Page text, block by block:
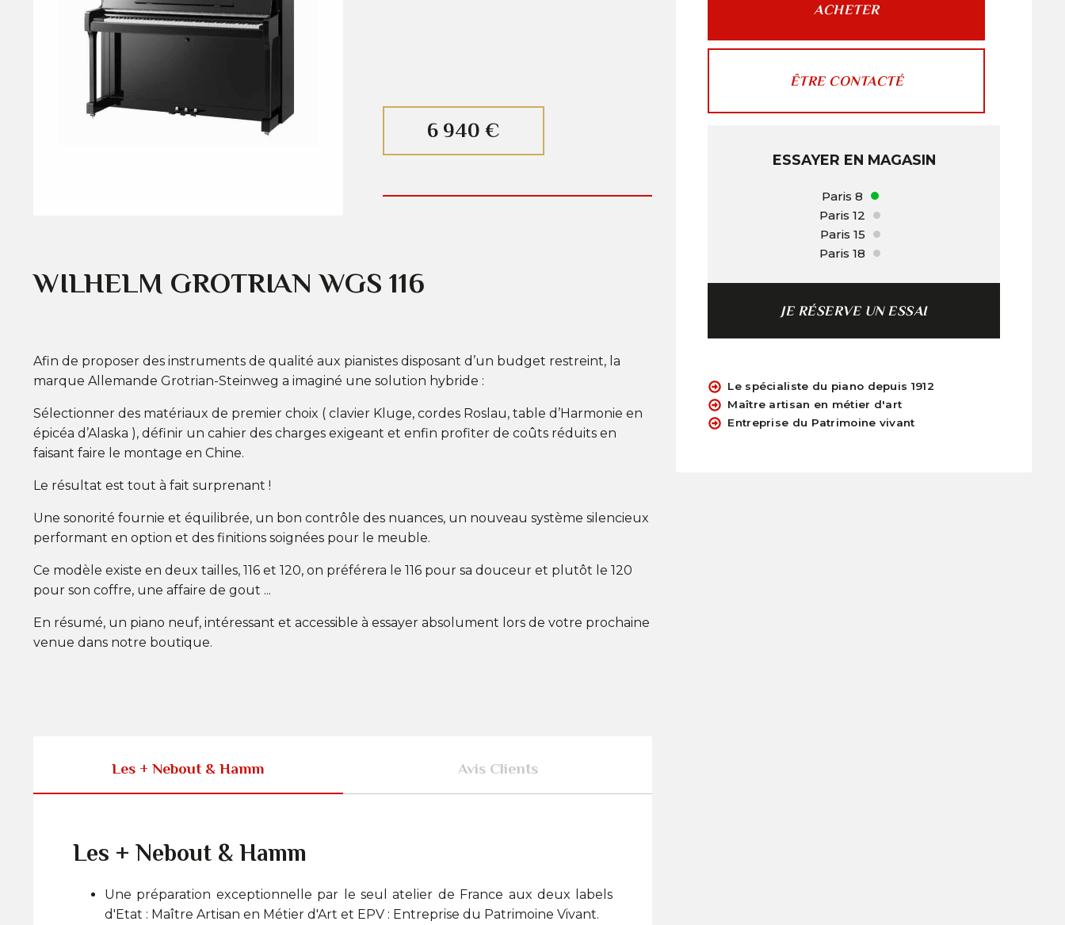
6 940 €
WILHELM GROTRIAN WGS 116
Afin de proposer des instruments de qualité aux pianistes disposant d’un budget restreint, la
marque Allemande Grotrian-Steinweg a imaginé une solution hybride :
Sélectionner des matériaux de premier choix ( clavier Kluge, cordes Roslau, table d’Harmonie en
épicéa d’Alaska ), définir un cahier des charges exigeant et enfin profiter de coûts réduits en
faisant faire le montage en Chine.
Le résultat est tout à fait surprenant !
Une sonorité fournie et équilibrée, un bon contrôle des nuances, un nouveau système silencieux
performant en option et des finitions soignées pour le meuble.
Ce modèle existe en deux tailles, 116 et 120, on préférera le 116 pour sa douceur et plutôt le 120
pour son coffre, une affaire de gout ...
En résumé, un piano neuf, intéressant et accessible à essayer absolument lors de votre prochaine
venue dans notre boutique.
Les + Nebout & Hamm
Les + Nebout & Hamm
Une préparation exceptionnelle par le seul atelier de France aux deux labels
d'Etat : Maître Artisan en Métier d'Art et EPV : Entreprise du Patrimoine Vivant.
Avis Clients
ACHETER
ÊTRE CONTACTÉ
ESSAYER EN MAGASIN
Paris 8
Paris 12
Paris 15
Paris 18
JE RÉSERVE UN ESSAI
Le spécialiste du piano depuis 1912
Maître artisan en métier d'art
Entreprise du Patrimoine vivant